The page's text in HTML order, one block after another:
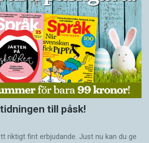
till påsk!
riktigt fint erbjudande. Just nu kan du ge